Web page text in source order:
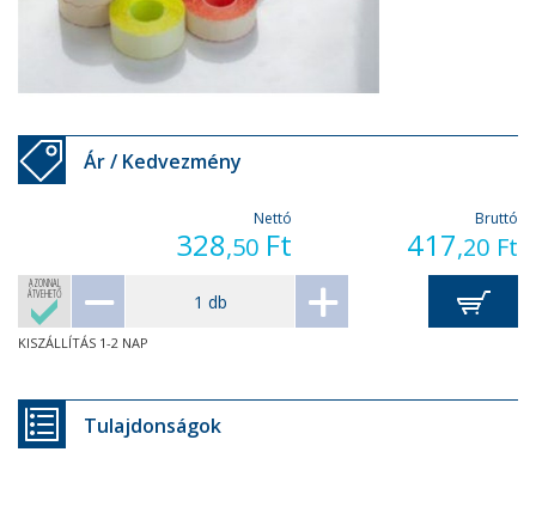
Ár / Kedvezmény
Nettó
328,50 Ft
Bruttó
417,20 Ft
AZONNAL
ÁTVEHETŐ
KISZÁLLÍTÁS 1-2 NAP
Tulajdonságok